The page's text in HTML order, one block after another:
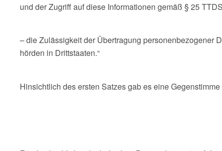
und der Zugriff auf diese Informationen gemäß § 25
– die Zulässigkeit der Übertragung personenbezogener
hörden in Drittstaaten.“
Hinsichtlich des ersten Satzes gab es eine